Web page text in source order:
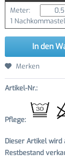
Meter:
1
In den
Merken
Artikel-Nr.:
Pflege:
Dieser Artikel
Restbestand